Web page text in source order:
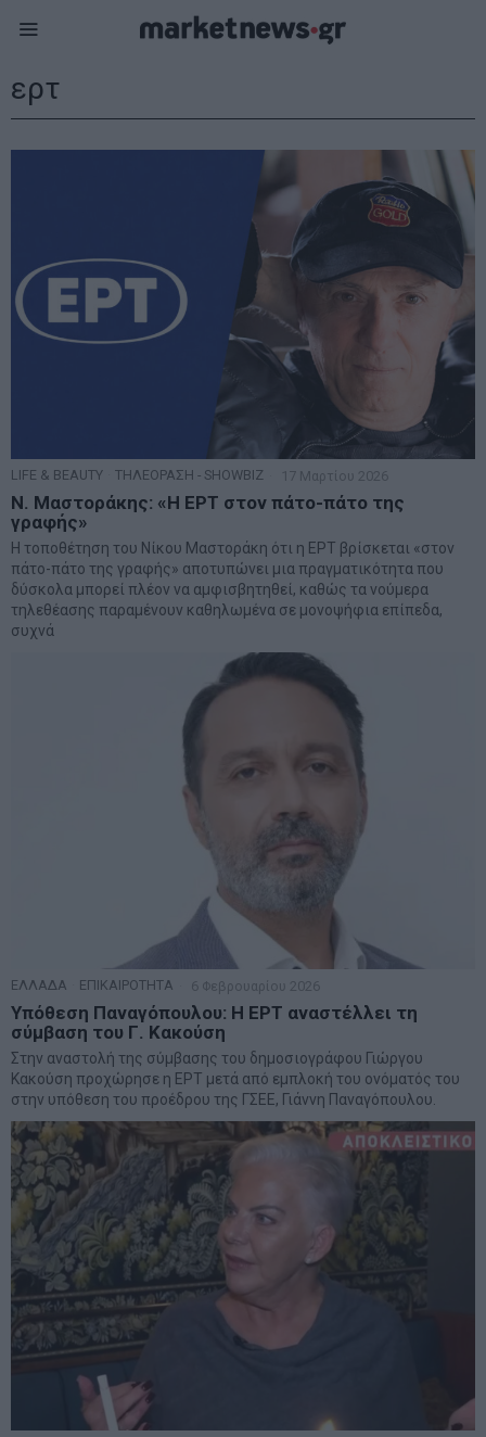
ερτ
LIFE & BEAUTY ΤΗΛΕΟΡΑΣΗ - SHOWBIZ 17 Μαρτίου 2026
Ν. Μαστοράκης: «H ΕΡΤ στον πάτο-πάτο της
γραφής»
Η τοποθέτηση του Νίκου Μαστοράκη ότι η ΕΡΤ βρίσκεται «στον
πάτο-πάτο της γραφής» αποτυπώνει μια πραγματικότητα που
δύσκολα μπορεί πλέον να αμφισβητηθεί, καθώς τα νούμερα
τηλεθέασης παραμένουν καθηλωμένα σε μονοψήφια επίπεδα,
συχνά
ΕΛΛΑΔΑ ΕΠΙΚΑΙΡΟΤΗΤΑ 6 Φεβρουαρίου 2026
Υπόθεση Παναγόπουλου: Η ΕΡΤ αναστέλλει τη
σύμβαση του Γ. Κακούση
Στην αναστολή της σύμβασης του δημοσιογράφου Γιώργου
Κακούση προχώρησε η ΕΡΤ μετά από εμπλοκή του ονόματός του
στην υπόθεση του προέδρου της ΓΣΕΕ, Γιάννη Παναγόπουλου.